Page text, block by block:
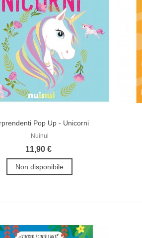
Pop Up - Unicorni
Nuinui
11,90 €
Non disponibile